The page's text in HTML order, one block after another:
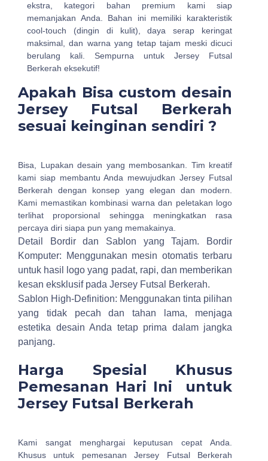
ekstra, kategori bahan premium kami siap
memanjakan Anda. Bahan ini memiliki karakteristik
cool-touch (dingin di kulit), daya serap keringat
maksimal, dan warna yang tetap tajam meski dicuci
berulang kali. Sempurna untuk Jersey Futsal
Berkerah eksekutif!
Apakah Bisa custom desain
Jersey Futsal Berkerah
sesuai keinginan sendiri ?
Bisa, Lupakan desain yang membosankan. Tim kreatif
kami siap membantu Anda mewujudkan Jersey Futsal
Berkerah dengan konsep yang elegan dan modern.
Kami memastikan kombinasi warna dan peletakan logo
terlihat proporsional sehingga meningkatkan rasa
percaya diri siapa pun yang memakainya.
Detail Bordir dan Sablon yang Tajam.
Bordir
Komputer: Menggunakan mesin otomatis terbaru
untuk hasil logo yang padat, rapi, dan memberikan
kesan eksklusif pada Jersey Futsal Berkerah.
Sablon High-Definition: Menggunakan tinta pilihan
yang tidak pecah dan tahan lama, menjaga
estetika desain Anda tetap prima dalam jangka
panjang.
Harga Spesial Khusus
Pemesanan Hari Ini untuk
Jersey Futsal Berkerah
Kami sangat menghargai keputusan cepat Anda.
Khusus untuk pemesanan Jersey Futsal Berkerah